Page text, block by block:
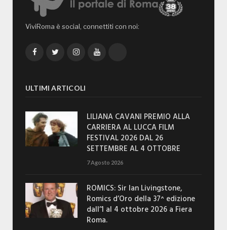
ViviRoma è social, connettiti con noi:
FacebookTwitterInstagramYouTube
ULTIMI ARTICOLI
LILIANA CAVANI PREMIO ALLA
CARRIERA AL LUCCA FILM
FESTIVAL 2026 DAL 26
SETTEMBRE AL 4 OTTOBRE
7 Agosto 2026
ROMICS: Sir Ian Livingstone,
Romics d’Oro della 37^ edizione
dall’1 al 4 ottobre 2026 a Fiera
Roma.